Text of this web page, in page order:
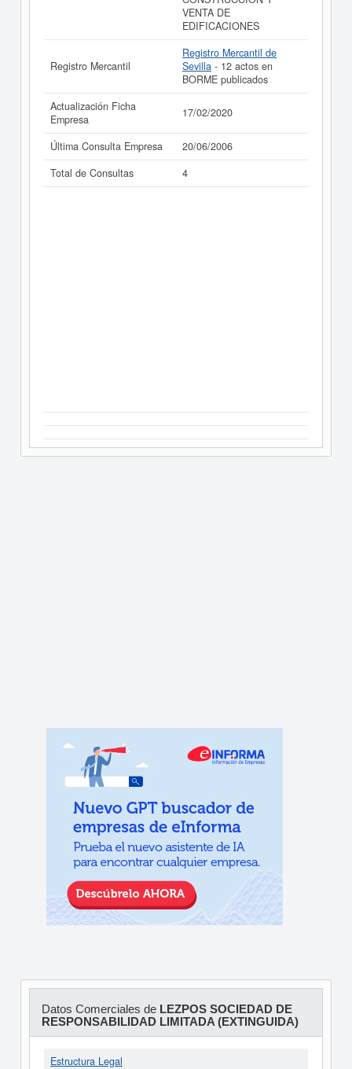
La última actualización del informe de empresa se ha
realizado el 17/02/2020.
VENTA DE
EDIFICACIONES
Registro Mercantil
Registro Mercantil de
Sevilla - 12 actos en
BORME publicados
Actualización Ficha
Empresa
17/02/2020
Última Consulta Empresa
20/06/2006
Total de Consultas
4
Datos Comerciales de LEZPOS SOCIEDAD DE
RESPONSABILIDAD LIMITADA (EXTINGUIDA)
Estructura Legal